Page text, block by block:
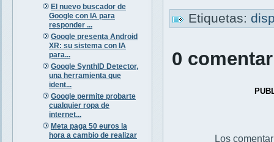
El nuevo buscador de
Google con IA para
responder ...
Google presenta Android
XR: su sistema con IA
para...
Google SynthID Detector,
una herramienta que
ident...
Google permite probarte
cualquier ropa de
internet...
Meta paga 50 euros la
hora a cambio de realizar
Etiquetas:
0
Los